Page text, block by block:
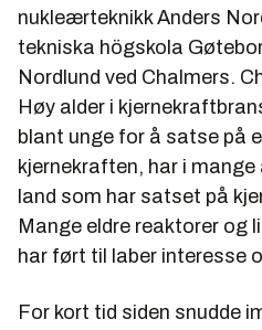
nukleærteknikk Anders
tekniska högskola
Nordlund ved Chalmers.
Høy alder i
blant unge for å satse på
kjernekraften, har i
land som har satset på
Mange eldre reaktorer og
har ført til laber interesse
For kort tid siden snudde